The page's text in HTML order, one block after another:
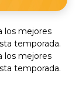
los mejores
temporada.
los mejores
temporada.